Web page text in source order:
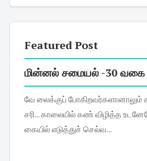
Featured Post
மின்னல் சமையல் -30 வகை
வே லைக்குப் போகிறவர்களானாலும் சரி, இல்லத்தரசிகளானாலும்
சரி... காலையில் கண் விழித்த உடனேயே,
கையில் எடுத்துச் செல்வ...